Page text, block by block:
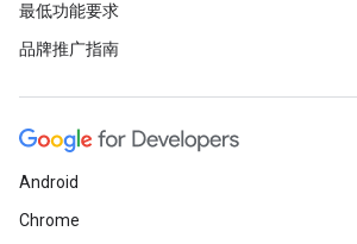
最低功能要求
品牌推广指南
Android
Chrome